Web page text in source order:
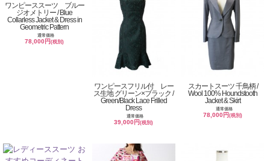
ワンピーススーツ ブルー
ジオメトリー / Blue
Collarless Jacket & Dress in
Geometric Pattern
通常価格
78,000円(税別)
ワンピースフリル付 レー
ス生地 グリーン×ブラック /
Green/Black Lace Frilled
Dress
通常価格
39,000円(税別)
スカートスーツ 千鳥柄 /
Wool 100% Houndstooth
Jacket & Skirt
通常価格
78,000円(税別)